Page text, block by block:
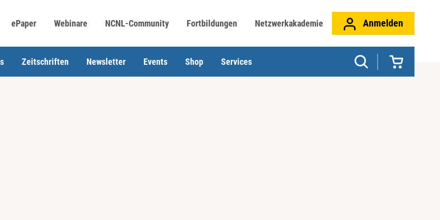
ePaper Webinare NCNL-Community Fortbildungen Netzwerkakademie Anmelden
Zeitschriften Newsletter Events Shop Services